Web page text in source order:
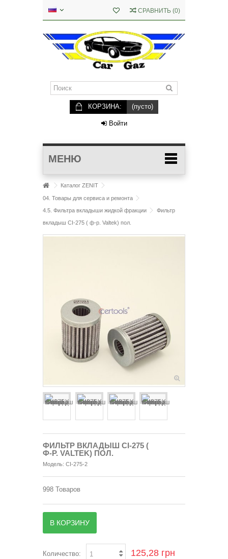
СРАВНИТЬ (0)
КОРЗИНА: (пусто)
Войти
МЕНЮ
Каталог ZENIT
04. Товары для сервиса и ремонта
4.5. Фильтра вкладыши жидкой фракции
Фильтр
вкладыш CI-275 ( ф-р. Valtek) пол.
ФИЛЬТР ВКЛАДЫШ CI-275 (
Ф-Р. VALTEK) ПОЛ.
Модель: CI-275-2
998 Товаров
В КОРЗИНУ
Количество: 125,28 грн